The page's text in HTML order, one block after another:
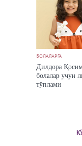
БОЛАЛАРГА
Дилдора
болалар учун
тўплами